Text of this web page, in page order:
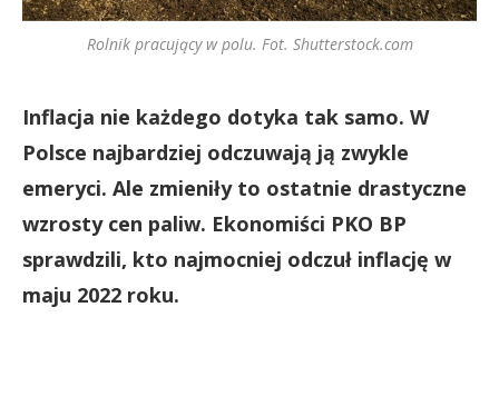
Rolnik pracujący w polu. Fot. Shutterstock.com
Inflacja nie każdego dotyka tak samo. W
Polsce najbardziej odczuwają ją zwykle
emeryci. Ale zmieniły to ostatnie drastyczne
wzrosty cen paliw. Ekonomiści PKO BP
sprawdzili, kto najmocniej odczuł inflację w
maju 2022 roku.